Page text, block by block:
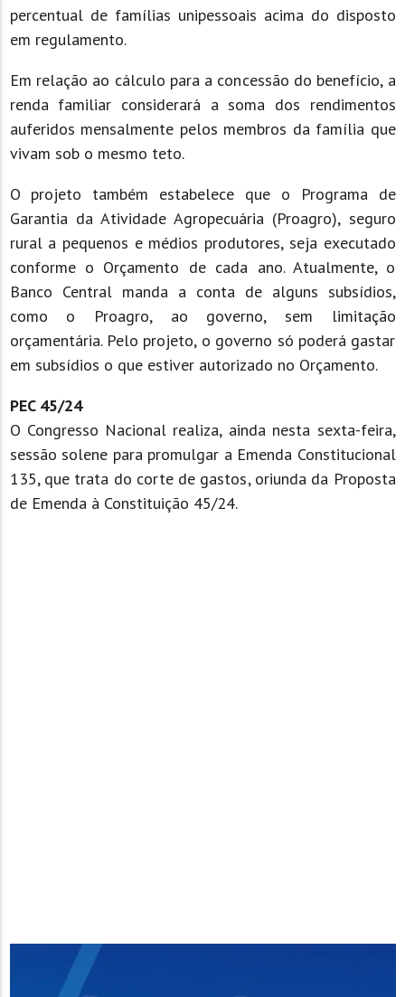
percentual de famílias unipessoais acima do disposto
em regulamento.
Em relação ao cálculo para a concessão do benefício, a
renda familiar considerará a soma dos rendimentos
auferidos mensalmente pelos membros da família que
vivam sob o mesmo teto.
O projeto também estabelece que o Programa de
Garantia da Atividade Agropecuária (Proagro), seguro
rural a pequenos e médios produtores, seja executado
conforme o Orçamento de cada ano. Atualmente, o
Banco Central manda a conta de alguns subsídios,
como o Proagro, ao governo, sem limitação
orçamentária. Pelo projeto, o governo só poderá gastar
em subsídios o que estiver autorizado no Orçamento.
PEC 45/24
O Congresso Nacional realiza, ainda nesta sexta-feira,
sessão solene para promulgar a Emenda Constitucional
135, que trata do corte de gastos, oriunda da Proposta
de Emenda à Constituição 45/24.